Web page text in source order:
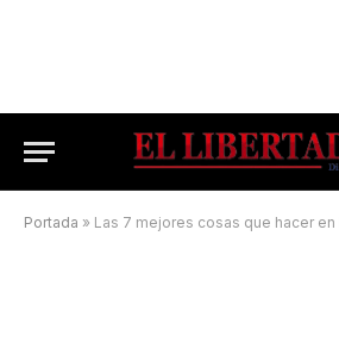
Portada » Las 7 mejores cosas que hacer en